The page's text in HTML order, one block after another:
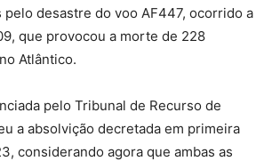
pelo desastre do voo AF447, ocorrido a
que provocou a morte de 228
Atlântico.
pelo Tribunal de Recurso de
a absolvição decretada em primeira
considerando agora que ambas as